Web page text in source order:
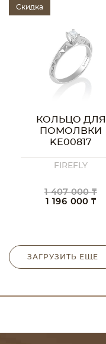
Скидка
КОЛЬЦО ДЛЯ
ПОМОЛВКИ
KE00817
FIREFLY
1 407 000 ₸
1 196 000 ₸
ЗАГРУЗИТЬ ЕЩЕ